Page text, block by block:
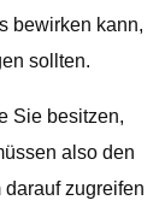
bewirken kann,
sollten.
Sie besitzen,
also den
zugreifen